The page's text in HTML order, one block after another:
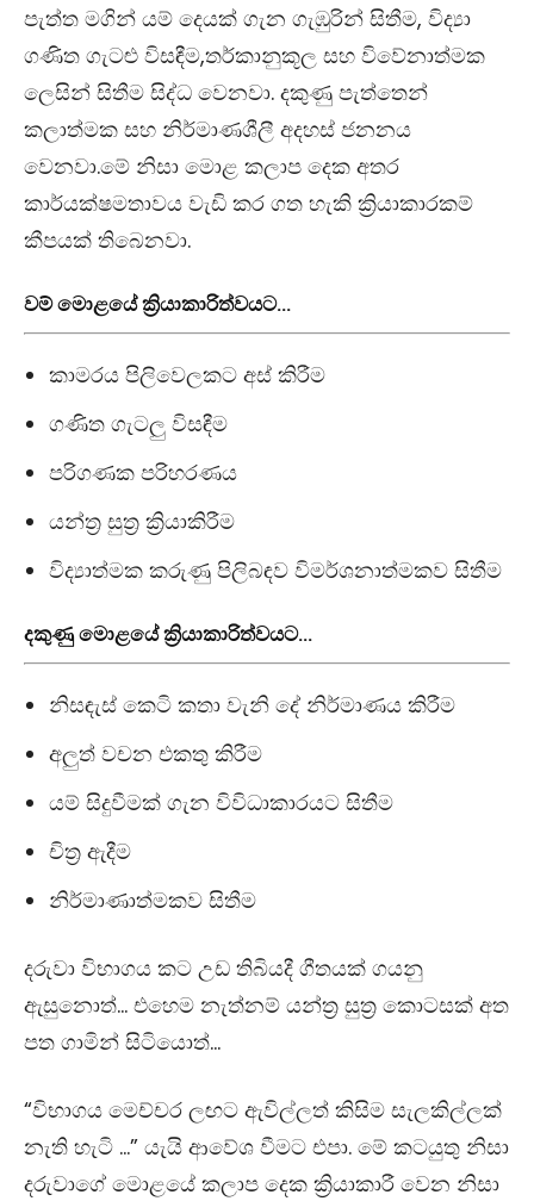
පැත්ත මගින් යම් දෙයක් ගැන ගැඹුරින් සිතීම, විද්‍යා
ගණිත ගැටළු විසඳීම,තර්කානුකූල සහ විවේනාත්මක
ලෙසින් සිතීම සිද්ධ වෙනවා. දකුණු පැත්තෙන්
කලාත්මක සහ නිර්මාණශීලී අදහස් ජනනය
වෙනවා.මේ නිසා මොළ කලාප දෙක අතර
කාර්යක්ෂමතාවය වැඩි කර ගත හැකි ක්‍රියාකාරකම්
කීපයක් තිබෙනවා.
වම් මොළයේ ක්‍රියාකාරිත්වයට…
කාමරය පිලිවෙලකට අස් කිරීම
ගණිත ගැටලු විසඳීම
පරිගණක පරිහරණය
යන්ත්‍ර සුත්‍ර ක්‍රියාකිරීම
විද්‍යාත්මක කරුණු පිලිබඳව විමර්ශනාත්මකව සිතීම
දකුණු මොළයේ ක්‍රියාකාරිත්වයට…
නිසඳැස් කෙටි කතා වැනි දේ නිර්මාණය කිරීම
අලුත් වචන එකතු කිරීම
යම් සිදුවීමක් ගැන විවිධාකාරයට සිතීම
චිත්‍ර ඇදීම
නිර්මාණාත්මකව සිතීම
දරුවා විභාගය කට උඩ තිබියදී ගීතයක් ගයනු
ඇසුනොත්… එහෙම නැත්නම් යන්ත්‍ර සුත්‍ර කොටසක් අත
පත ගාමින් සිටියොත්…
“විභාගය මෙච්චර ලඟට ඇවිල්ලත් කිසිම සැලකිල්ලක්
නැති හැටි …” යැයි ආවේශ වීමට එපා. මේ කටයුතු නිසා
දරුවාගේ මොළයේ කලාප දෙක ක්‍රියාකාරී වෙන නිසා